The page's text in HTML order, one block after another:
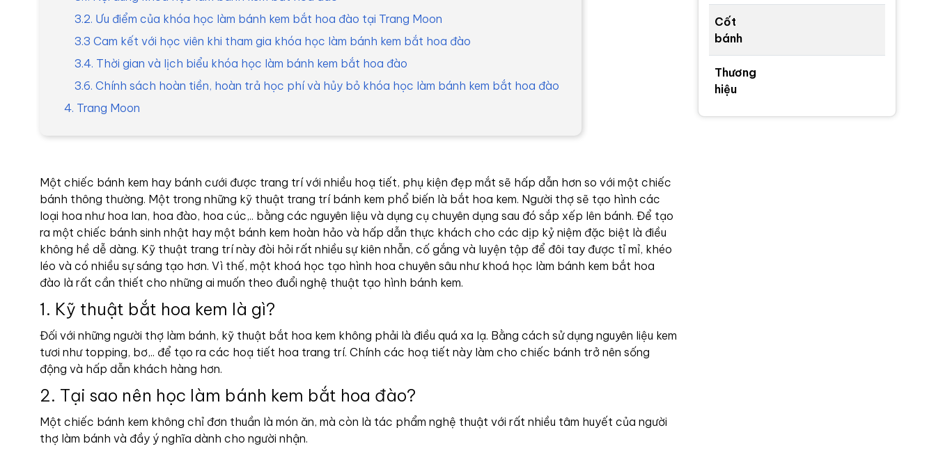
3.2. Ưu điểm của khóa học làm bánh kem bắt hoa đào tại Trang Moon
3.3 Cam kết với học viên khi tham gia khóa học làm bánh kem bắt hoa đào
3.4. Thời gian và lịch biểu khóa học làm bánh kem bắt hoa đào
3.6. Chính sách hoàn tiền, hoàn trả học phí và hủy bỏ khóa học làm bánh kem bắt hoa đào
4. Trang Moon
Một chiếc bánh kem hay bánh cưới được trang trí với nhiều hoạ tiết, phụ kiện đẹp mắt sẽ hấp dẫn hơn so với một chiếc
bánh thông thường. Một trong những kỹ thuật trang trí bánh kem phổ biến là bắt hoa kem. Người thợ sẽ tạo hình các
loại hoa như hoa lan, hoa đào, hoa cúc,.. bằng các nguyên liệu và dụng cụ chuyên dụng sau đó sắp xếp lên bánh. Để tạo
ra một chiếc bánh sinh nhật hay một bánh kem hoàn hảo và hấp dẫn thực khách cho các dịp kỷ niệm đặc biệt là điều
không hề dễ dàng. Kỹ thuật trang trí này đòi hỏi rất nhiều sự kiên nhẫn, cố gắng và luyện tập để đôi tay được tỉ mỉ, khéo
léo và có nhiều sự sáng tạo hơn. Vì thế, một khoá học tạo hình hoa chuyên sâu như khoá học làm bánh kem bắt hoa
đào là rất cần thiết cho những ai muốn theo đuổi nghệ thuật tạo hình bánh kem.
1. Kỹ thuật bắt hoa kem là gì?
Đối với những người thợ làm bánh, kỹ thuật bắt hoa kem không phải là điều quá xa lạ. Bằng cách sử dụng nguyên liệu kem
tươi như topping, bơ,.. để tạo ra các hoạ tiết hoa trang trí. Chính các hoạ tiết này làm cho chiếc bánh trở nên sống
động và hấp dẫn khách hàng hơn.
2. Tại sao nên học làm bánh kem bắt hoa đào?
Một chiếc bánh kem không chỉ đơn thuần là món ăn, mà còn là tác phẩm nghệ thuật với rất nhiều tâm huyết của người
thợ làm bánh và đầy ý nghĩa dành cho người nhận.
Cốt
bánh
Thương
hiệu